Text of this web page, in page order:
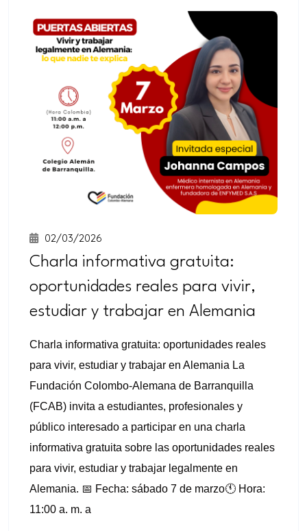
02/03/2026
Charla informativa gratuita:
oportunidades reales para vivir,
estudiar y trabajar en Alemania
Charla informativa gratuita: oportunidades reales
para vivir, estudiar y trabajar en Alemania La
Fundación Colombo-Alemana de Barranquilla
(FCAB) invita a estudiantes, profesionales y
público interesado a participar en una charla
informativa gratuita sobre las oportunidades reales
para vivir, estudiar y trabajar legalmente en
Alemania. 📅 Fecha: sábado 7 de marzo🕚 Hora:
11:00 a. m. a